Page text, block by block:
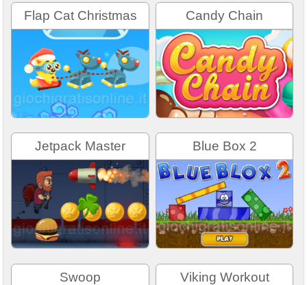
Flap Cat Christmas Candy Chain
Jetpack Master Blue Box 2
Swoop Viking Workout